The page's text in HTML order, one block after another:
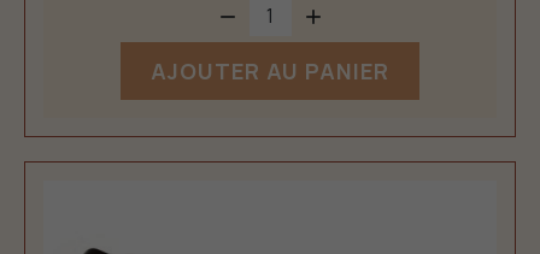
AJOUTER AU PANIER
 